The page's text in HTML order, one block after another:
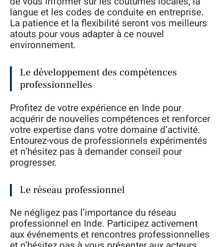
langue et les codes de conduite en entreprise.
La patience et la flexibilité seront vos meilleurs
atouts pour vous adapter à ce nouvel
environnement.
Le développement des compétences
professionnelles
Profitez de votre expérience en Inde pour
acquérir de nouvelles compétences et renforcer
votre expertise dans votre domaine d’activité.
Entourez-vous de professionnels expérimentés
et n’hésitez pas à demander conseil pour
progresser.
Le réseau professionnel
Ne négligez pas l’importance du réseau
professionnel en Inde. Participez activement
aux événements et rencontres professionnelles